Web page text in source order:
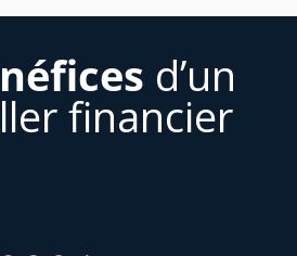
d’un
financier